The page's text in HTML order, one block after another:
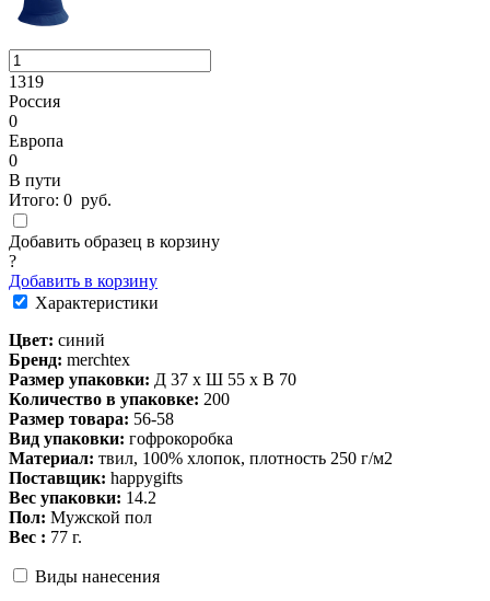
1319
Россия
0
Европа
0
В пути
Итого: 0 руб.
Добавить образец в корзину
?
Добавить в корзину
Характеристики
Цвет: синий
Бренд: merchtex
Размер упаковки: Д 37 x Ш 55 x В 70
Количество в упаковке: 200
Размер товара: 56-58
Вид упаковки: гофрокоробка
Материал: твил, 100% хлопок, плотность 250 г/м2
Поставщик: happygifts
Вес упаковки: 14.2
Пол: Мужской пол
Вес : 77 г.
Виды нанесения